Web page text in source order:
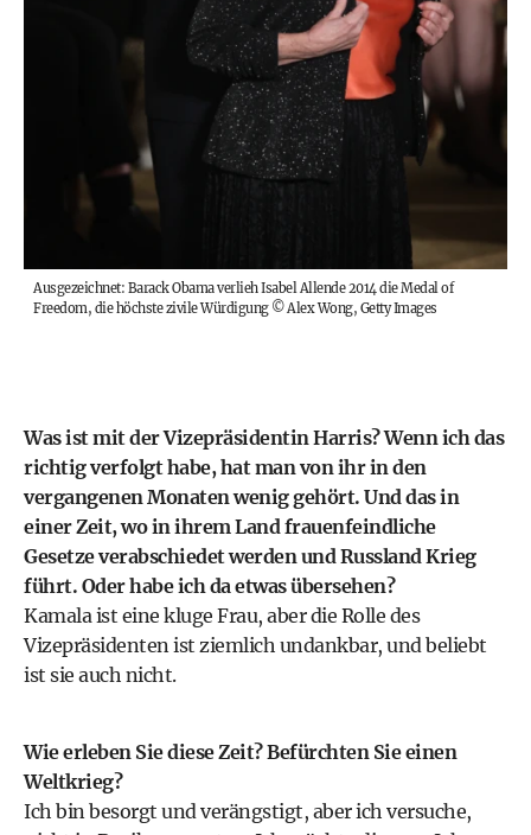
Ausgezeichnet: Barack Obama verlieh Isabel Allende 2014 die Medal of
Freedom, die höchste zivile Würdigung©Alex Wong, Getty Images
Was ist mit der Vizepräsidentin Harris? Wenn ich das
richtig verfolgt habe, hat man von ihr in den
vergangenen Monaten wenig gehört. Und das in
einer Zeit, wo in ihrem Land frauenfeindliche
Gesetze verabschiedet werden und Russland Krieg
führt. Oder habe ich da etwas übersehen?
Kamala ist eine kluge Frau, aber die Rolle des
Vizepräsidenten ist ziemlich undankbar, und beliebt
ist sie auch nicht.
Wie erleben Sie diese Zeit? Befürchten Sie einen
Weltkrieg?
Ich bin besorgt und verängstigt, aber ich versuche,